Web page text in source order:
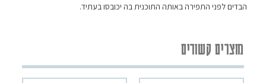
הבדים לפני התפירה באותה התוכנית בה יכובסו בעתיד.
מוצרים קשורים